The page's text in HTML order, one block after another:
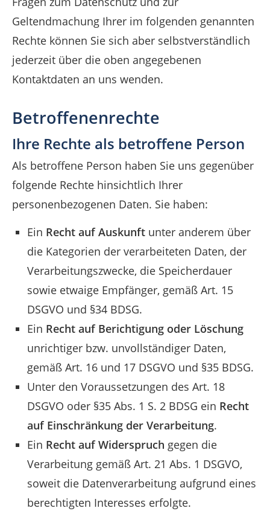
Geltendmachung Ihrer im folgenden genannten
Rechte können Sie sich aber selbstverständlich
jederzeit über die oben angegebenen
Kontaktdaten an uns wenden.
Betroffenenrechte
Ihre Rechte als betroffene Person
Als betroffene Person haben Sie uns gegenüber
folgende Rechte hinsichtlich Ihrer
personenbezogenen Daten. Sie haben:
Ein Recht auf Auskunft unter anderem über
die Kategorien der verarbeiteten Daten, der
Verarbeitungszwecke, die Speicherdauer
sowie etwaige Empfänger, gemäß Art. 15
DSGVO und §34 BDSG.
Ein Recht auf Berichtigung oder Löschung
unrichtiger bzw. unvollständiger Daten,
gemäß Art. 16 und 17 DSGVO und §35 BDSG.
Unter den Voraussetzungen des Art. 18
DSGVO oder §35 Abs. 1 S. 2 BDSG ein Recht
auf Einschränkung der Verarbeitung.
Ein Recht auf Widerspruch gegen die
Verarbeitung gemäß Art. 21 Abs. 1 DSGVO,
soweit die Datenverarbeitung aufgrund eines
berechtigten Interesses erfolgte.